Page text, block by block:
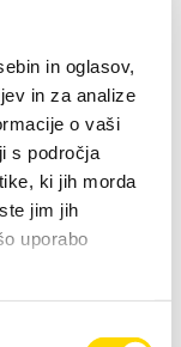
in oglasov,
in za analize
o vaši
s področja
ki jih morda
jim jih
uporabo
energije